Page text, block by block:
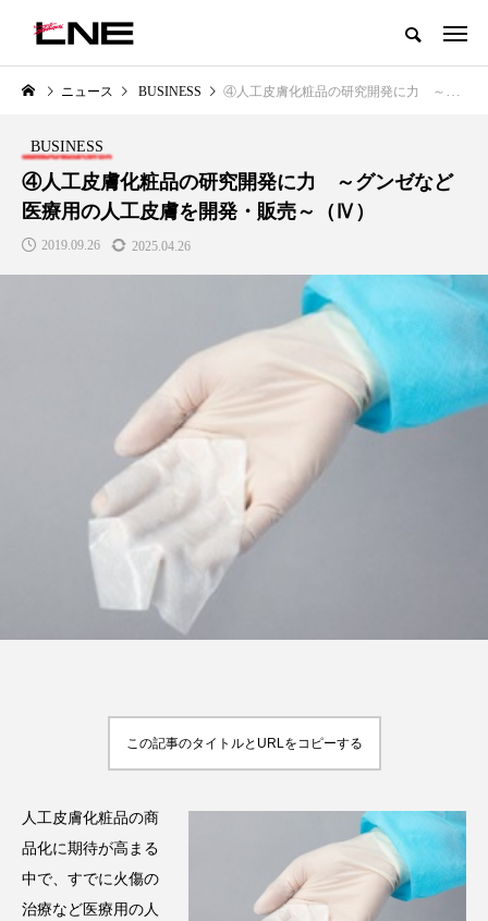
グローバルビューティ＆ヘルスケアビジネス誌
LIFESTYLE
SNSの「加工顔」と美容医療｜AI
がもたらす可能性とこれから
BUSINESS
GWI調査から読み解く2030年の
都市型スパ――身近なウェルネ
の次世代モデル
FEATURED 注目の企画
TAG LIST タグ一覧
Gemini SNS
TikTok アスタキサンチン
ニュース BUSINESS ④人工皮膚化粧品の研究開発に力 ～グンゼなど医療用の人工皮膚を開発・販売～（Ⅳ）
BUSINESS
④人工皮膚化粧品の研究開発に力 ～グンゼなど
医療用の人工皮膚を開発・販売～（Ⅳ）
2019.09.26 2025.04.26
この記事のタイトルとURLをコピーする
人工皮膚化粧品の商
品化に期待が高まる
中で、すでに火傷の
治療など医療用の人